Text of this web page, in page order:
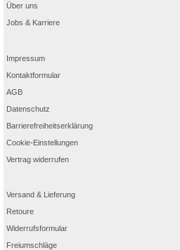
Über uns
Jobs & Karriere
Impressum
Kontaktformular
AGB
Datenschutz
Barrierefreiheitserklärung
Cookie-Einstellungen
Vertrag widerrufen
Versand & Lieferung
Retoure
Widerrufsformular
Freiumschläge